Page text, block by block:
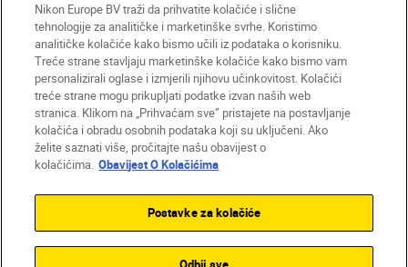
HR Nikon Sites
Obratite nam se
Obavijest o zaštiti privatnosti
Uvjeti upotrebe
Obavijest o kolačićima
Postavke kolačića
Nikon Europe BV traži da prihvatite kolačiće i slične
tehnologije za analitičke i marketinške svrhe. Koristimo
analitičke kolačiće kako bismo učili iz podataka o korisniku.
Treće strane stavljaju marketinške kolačiće kako bismo vam
personalizirali oglase i izmjerili njihovu učinkovitost. Kolačići
treće strane mogu prikupljati podatke izvan naših web
stranica. Klikom na „Prihvaćam sve” pristajete na postavljanje
kolačića i obradu osobnih podataka koji su uključeni. Ako
želite saznati više, pročitajte našu obavijest o
kolačićima. Obavijest O Kolačićima
Postavke za kolačiće